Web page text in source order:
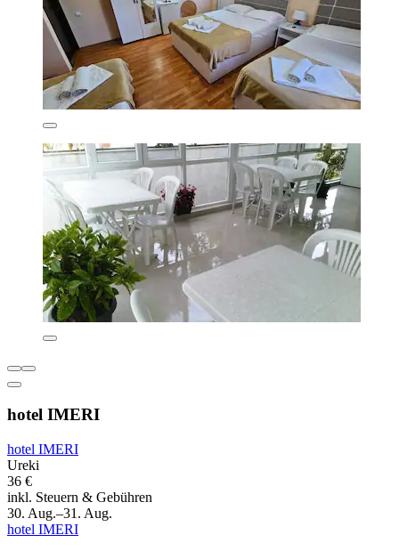
hotel IMERI
hotel IMERI
Ureki
36 €
inkl. Steuern & Gebühren
30. Aug.–31. Aug.
hotel IMERI